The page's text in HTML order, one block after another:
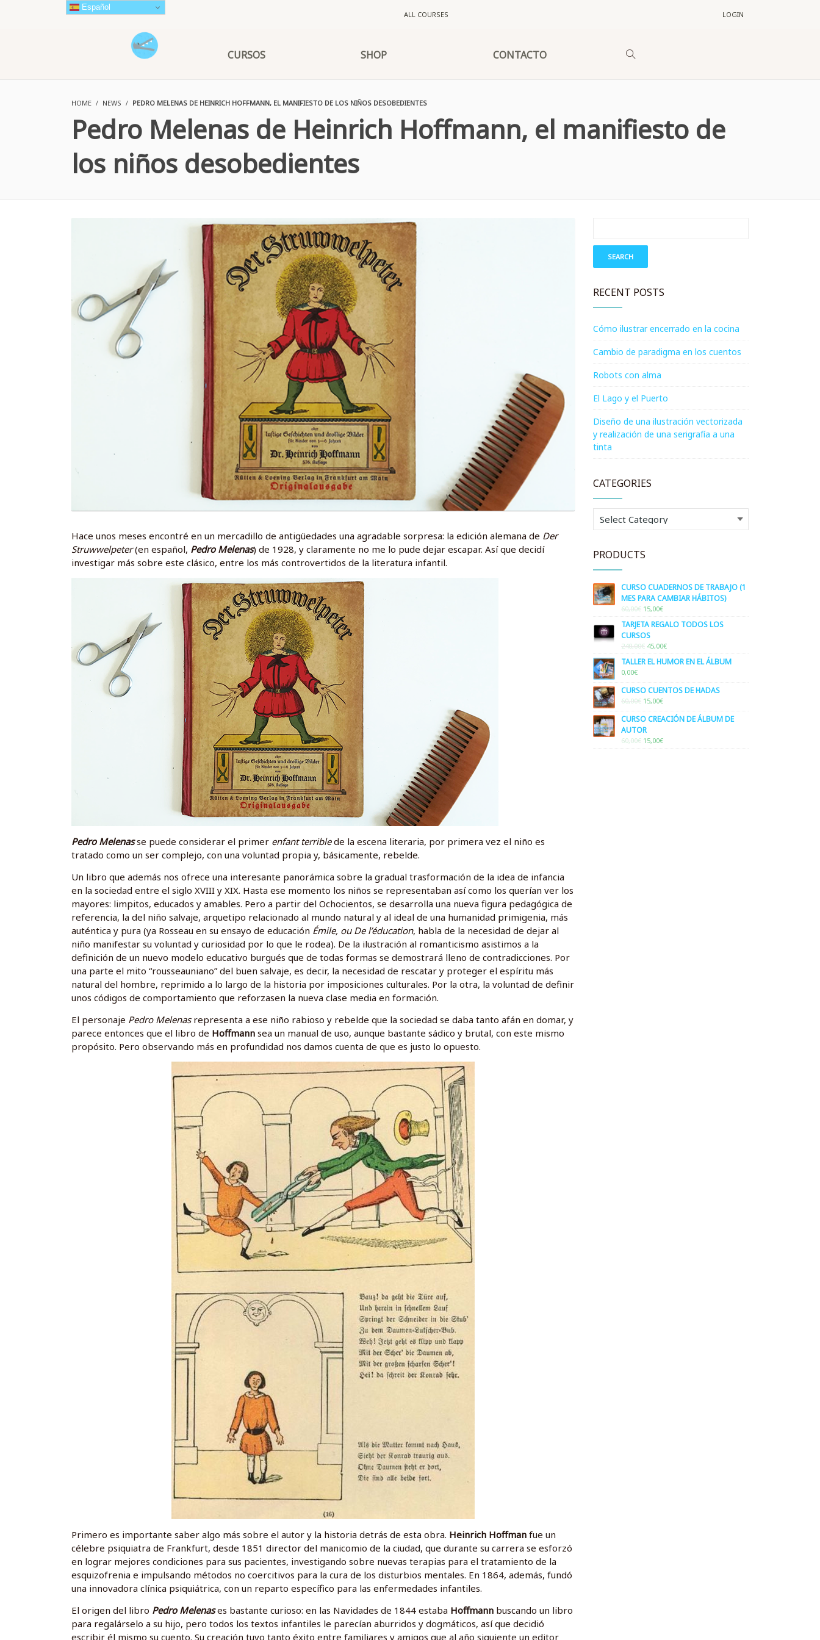
ALL COURSES LOGIN
CURSOS SHOP CONTACTO
HOME NEWS PEDRO MELENAS DE HEINRICH HOFFMANN, EL MANIFIESTO DE LOS NIÑOS DESOBEDIENTES
Pedro Melenas de Heinrich Hoffmann, el manifiesto de
los niños desobedientes
Hace unos meses encontré en un mercadillo de antigüedades una agradable sorpresa: la edición alemana de Der
Struwwelpeter(en español, Pedro Melenas) de 1928, y claramente no me lo pude dejar escapar. Así que decidí
investigar más sobre este clásico, entre los más controvertidos de la literatura infantil.
Pedro Melenasse puede considerar el primer enfant terriblede la escena literaria, por primera vez el niño es
tratado como un ser complejo, con una voluntad propia y, básicamente, rebelde.
Un libro que además nos ofrece una interesante panorámica sobre la gradual trasformación de la idea de infancia
en la sociedad entre el siglo XVIII y XIX. Hasta ese momento los niños se representaban así como los querían ver los
mayores: limpitos, educados y amables. Pero a partir del Ochocientos, se desarrolla una nueva figura pedagógica de
referencia, la del niño salvaje, arquetipo relacionado al mundo natural y al ideal de una humanidad primigenia, más
auténtica y pura (ya Rosseau en su ensayo de educación Émile, ou De l’éducation, habla de la necesidad de dejar al
niño manifestar su voluntad y curiosidad por lo que le rodea). De la ilustración al romanticismo asistimos a la
definición de un nuevo modelo educativo burgués que de todas formas se demostrará lleno de contradicciones. Por
una parte el mito “rousseauniano” del buen salvaje, es decir, la necesidad de rescatar y proteger el espíritu más
natural del hombre, reprimido a lo largo de la historia por imposiciones culturales. Por la otra, la voluntad de definir
unos códigos de comportamiento que reforzasen la nueva clase media en formación.
El personaje Pedro Melenasrepresenta a ese niño rabioso y rebelde que la sociedad se daba tanto afán en domar, y
parece entonces que el libro de Hoffmann sea un manual de uso, aunque bastante sádico y brutal, con este mismo
propósito. Pero observando más en profundidad nos damos cuenta de que es justo lo opuesto.
Primero es importante saber algo más sobre el autor y la historia detrás de esta obra. Heinrich Hoffman fue un
célebre psiquiatra de Frankfurt, desde 1851 director del manicomio de la ciudad, que durante su carrera se esforzó
en lograr mejores condiciones para sus pacientes, investigando sobre nuevas terapias para el tratamiento de la
esquizofrenia e impulsando métodos no coercitivos para la cura de los disturbios mentales. En 1864, además, fundó
una innovadora clínica psiquiátrica, con un reparto específico para las enfermedades infantiles.
El origen del libro Pedro Melenases bastante curioso: en las Navidades de 1844 estaba Hoffmann buscando un libro
para regalárselo a su hijo, pero todos los textos infantiles le parecían aburridos y dogmáticos, así que decidió
escribir él mismo su cuento. Su creación tuvo tanto éxito entre familiares y amigos que al año siguiente un editor
RECENT POSTS
Cómo ilustrar encerrado en la cocina
Cambio de paradigma en los cuentos
Robots con alma
El Lago y el Puerto
Diseño de una ilustración vectorizada
y realización de una serigrafía a una
tinta
CATEGORIES
Categories
PRODUCTS
CURSO CUADERNOS DE TRABAJO (1
MES PARA CAMBIAR HÁBITOS)
60,00€ ORIGINAL
WAS:
60,00€.
15,00€CURRENT
IS:
TARJETA REGALO TODOS LOS
CURSOS
240,00€ ORIGINAL
WAS:
45,00€CURRENT
IS:
TALLER EL HUMOR EN EL ÁLBUM
0,00€
CURSO CUENTOS DE HADAS
60,00€ ORIGINAL
WAS:
60,00€.
15,00€CURRENT
IS:
CURSO CREACIÓN DE ÁLBUM DE
AUTOR
60,00€ ORIGINAL
15,00€CURRENT
Español